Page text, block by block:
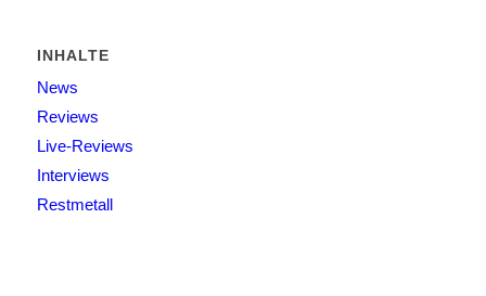
INHALTE
News
Reviews
Live-Reviews
Interviews
Restmetall